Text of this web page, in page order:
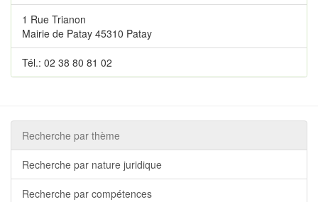
1 Rue Trianon
Mairie de Patay 45310 Patay
Tél.: 02 38 80 81 02
Recherche par thème
Recherche par nature juridique
Recherche par compétences